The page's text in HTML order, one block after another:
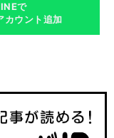
で
カウント追加